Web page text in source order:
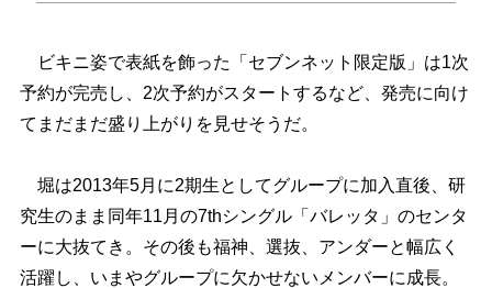
ビキニ姿で表紙を飾った「セブンネット限定版」は1次
予約が完売し、2次予約がスタートするなど、発売に向け
てまだまだ盛り上がりを見せそうだ。
堀は2013年5月に2期生としてグループに加入直後、研
究生のまま同年11月の7thシングル「バレッタ」のセンタ
ーに大抜てき。その後も福神、選抜、アンダーと幅広く
活躍し、いまやグループに欠かせないメンバーに成長。